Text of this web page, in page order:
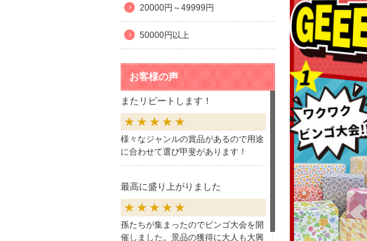
20000円～49999円
50000円以上
お客様の声
またリピートします！
様々なジャンルの賞品があるので用途
に合わせて選び甲斐があります！
最高に盛り上がりました
孫たちが集まったのでビンゴ大会を開
催しました。景品の獲得に大人も大興